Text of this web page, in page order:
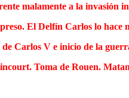
malamente a la invasión
El Delfín Carlos lo hace
Carlos V e inicio de la
Toma de Rouen.